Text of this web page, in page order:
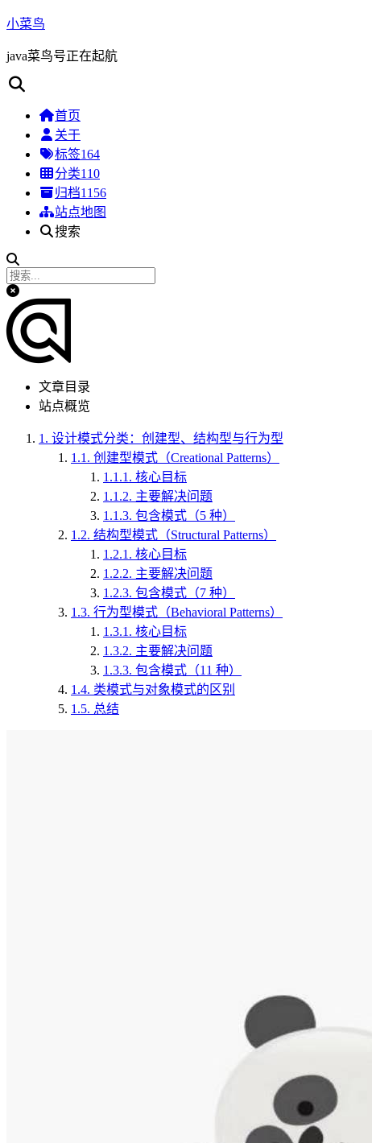
小菜鸟
java菜鸟号正在起航
首页
关于
标签164
分类110
归档1156
站点地图
搜索
文章目录
站点概览
1. 设计模式分类：创建型、结构型与行为型
1.1. 创建型模式（Creational Patterns）
1.1.1. 核心目标
1.1.2. 主要解决问题
1.1.3. 包含模式（5 种）
1.2. 结构型模式（Structural Patterns）
1.2.1. 核心目标
1.2.2. 主要解决问题
1.2.3. 包含模式（7 种）
1.3. 行为型模式（Behavioral Patterns）
1.3.1. 核心目标
1.3.2. 主要解决问题
1.3.3. 包含模式（11 种）
1.4. 类模式与对象模式的区别
1.5. 总结